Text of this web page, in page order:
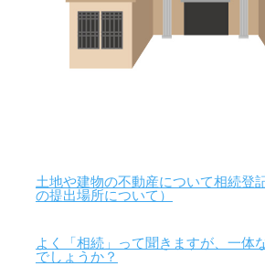
土地や建物の不動産について相続登
の提出場所について）
よく「相続」って聞きますが、一体
でしょうか？